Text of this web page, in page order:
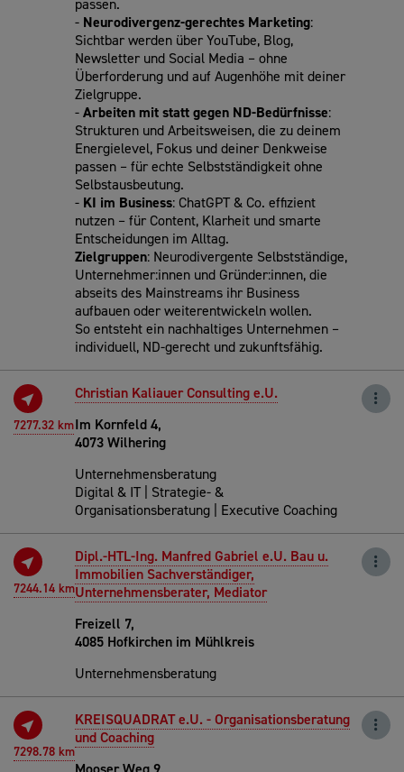
- Neurodivergenz-gerechtes Marketing:
Sichtbar werden über YouTube, Blog,
Newsletter und Social Media – ohne
Überforderung und auf Augenhöhe mit deiner
Zielgruppe.
-Arbeiten mit statt gegen ND-Bedürfnisse:
Strukturen und Arbeitsweisen, die zu deinem
Energielevel, Fokus und deiner Denkweise
passen – für echte Selbstständigkeit ohne
Selbstausbeutung.
- KI im Business: ChatGPT & Co. effizient
nutzen – für Content, Klarheit und smarte
Entscheidungen im Alltag.
Zielgruppen: Neurodivergente Selbstständige,
Unternehmer:innen und Gründer:innen, die
abseits des Mainstreams ihr Business
aufbauen oder weiterentwickeln wollen.
So entsteht ein nachhaltiges Unternehmen –
individuell, ND-gerecht und zukunftsfähig.
7277.32 km
Christian Kaliauer Consulting e.U.
Im Kornfeld 4,
4073 Wilhering
Unternehmensberatung
Digital & IT | Strategie- &
Organisationsberatung | Executive Coaching
7244.14 km
Dipl.-HTL-Ing. Manfred Gabriel e.U. Bau u.
Immobilien Sachverständiger,
Unternehmensberater, Mediator
Freizell 7,
4085 Hofkirchen im Mühlkreis
Unternehmensberatung
7298.78 km
KREISQUADRAT e.U. - Organisationsberatung
und Coaching